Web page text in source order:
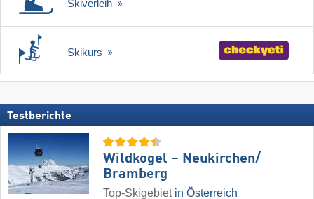
Skiverleih
Skikurs
Testberichte
Wildkogel – Neukirchen/​
Bramberg
Top-Skigebiet in Österreich